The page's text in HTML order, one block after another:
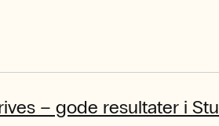
– gode resultater i